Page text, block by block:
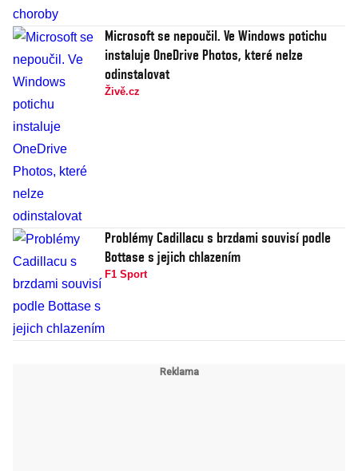
Microsoft se nepoučil. Ve Windows potichu
instaluje OneDrive Photos, které nelze
odinstalovat
Živě.cz
Problémy Cadillacu s brzdami souvisí podle
Bottase s jejich chlazením
F1 Sport